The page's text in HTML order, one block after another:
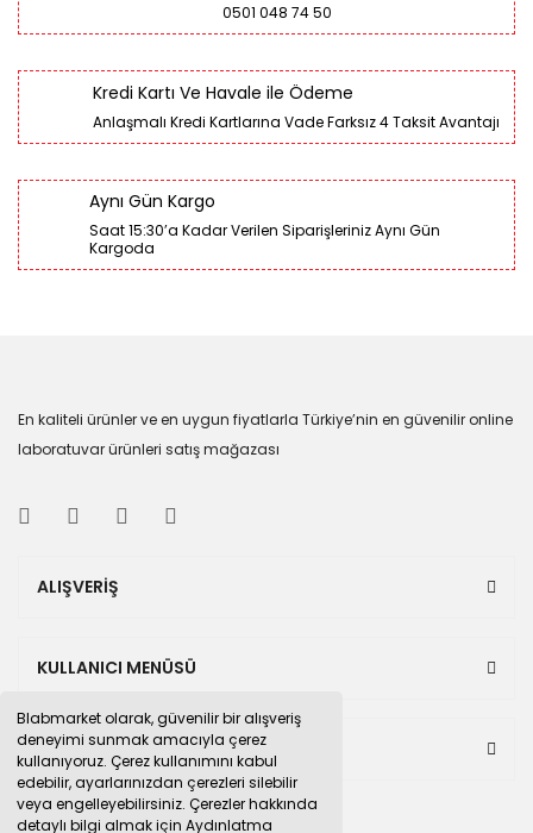
Blabmarket olarak, güvenilir bir alışveriş
deneyimi sunmak amacıyla çerez
kullanıyoruz. Çerez kullanımını kabul
edebilir, ayarlarınızdan çerezleri silebilir
veya engelleyebilirsiniz. Çerezler hakkında
detaylı bilgi almak için Aydınlatma
0501 048 74 50
Kredi Kartı Ve Havale ile Ödeme
Anlaşmalı Kredi Kartlarına Vade Farksız 4 Taksit Avantajı
Aynı Gün Kargo
Saat 15:30’a Kadar Verilen Siparişleriniz Aynı Gün
Kargoda
En kaliteli ürünler ve en uygun fiyatlarla Türkiye’nin en güvenilir online
laboratuvar ürünleri satış mağazası
ALIŞVERİŞ
KULLANICI MENÜSÜ
BULUNDUĞUMUZ PAZAR YERLERİ